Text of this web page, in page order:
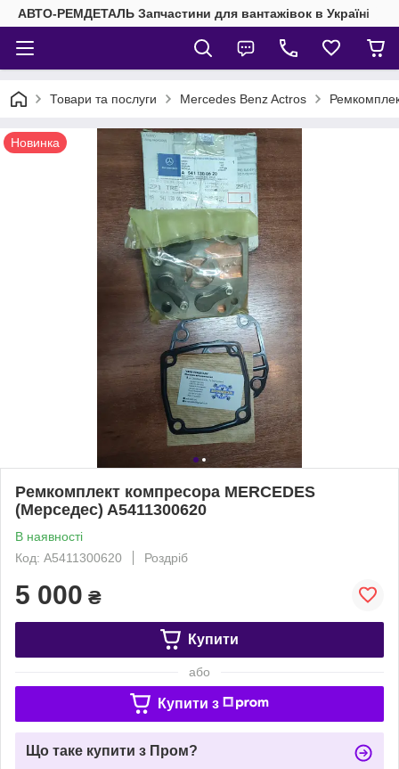
АВТО-РЕМДЕТАЛЬ Запчастини для вантажівок в Україні
Товари та послуги Mercedes Benz Actros
Новинка
Ремкомплект компресора MERCEDES
(Мерседес) A5411300620
В наявності
Код: A5411300620
Роздріб
5 000 ₴
Купити
або
Купити з
Що таке купити з Пром?